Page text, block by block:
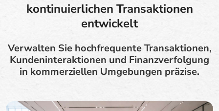
kontinuierlichen Transaktionen
entwickelt
Verwalten Sie hochfrequente Transaktionen,
Kundeninteraktionen und Finanzverfolgung
in kommerziellen Umgebungen präzise.